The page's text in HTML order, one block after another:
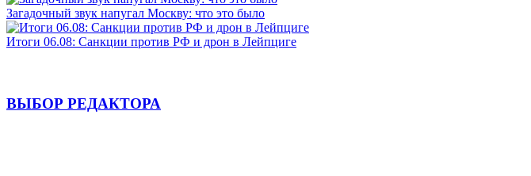
Загадочный звук напугал Москву: что это было
Итоги 06.08: Санкции против РФ и дрон в Лейпциге
ВЫБОР РЕДАКТОРА